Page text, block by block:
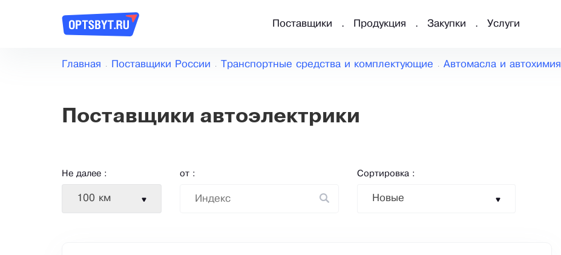
Поставщики Продукция Закупки Услуги
Главная Поставщики России Транспортные средства и комплектующие Автомасла и автохимия
Поставщики автоэлектрики
Не далее :
100 км
от : Сортировка :
Новые